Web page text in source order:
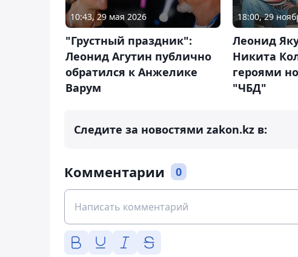
10:43, 29 мая 2026
"Грустный праздник":
Леонид Агутин публично
обратился к Анжелике
Варум
18:00, 29
Леонид
Никита
героями
"ЧБД"
Следите за новостями zakon.kz в:
Комментарии 0